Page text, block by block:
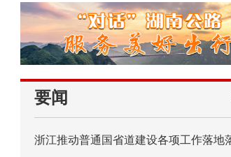
要闻
浙江推动普通国省道建设各项工作落地